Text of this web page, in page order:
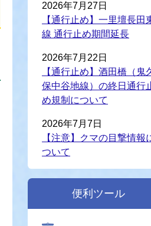
2026年7月27日
【通行止め】一里壇長田
線 通行止め期間延長
2026年7月22日
【通行止め】酒田橋（鬼
保中谷地線）の終日通行
め規制について
2026年7月7日
【注意】クマの目撃情報
ついて
便利ツール